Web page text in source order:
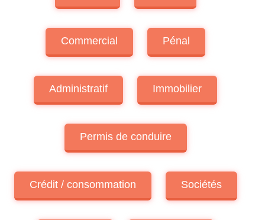
Commercial Pénal
Administratif Immobilier
Permis de conduire
Crédit / consommation Sociétés